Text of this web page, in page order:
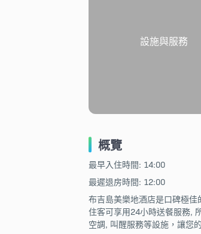
設施與服務
概覽
最早入住時間: 14:00
最遲退房時間: 12:00
布吉島美樂地酒店是口碑極
住客可享用24小時送餐服務,
空調, 叫醒服務等設施，讓您